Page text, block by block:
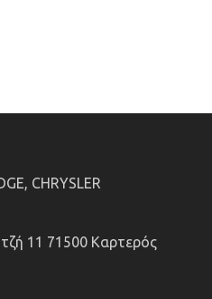
CHRYSLER
11 71500 Καρτερός